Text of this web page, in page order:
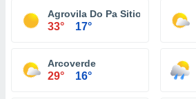
Agrovila Do Pa Sitio Jorge
33° 17°
Arcoverde
29° 16°